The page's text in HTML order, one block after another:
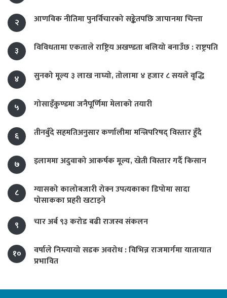
२ आणविक नीतिमा पुनर्विचारको सङ्केतपछि जापानमा चिन्ता
३ विविधतामा एकताले राष्ट्रिय अखण्डता बलियो बनाउँछ : राष्ट्रपति
४ सुनको मूल्य ३ लाख नाघ्यो, तोलामा ४ हजार ८ सयले वृद्धि
५ गोसाइँकुण्डमा जनैपूर्णिमा मेलाको तयारी
६ तीनबुँदे सहमतिअनुसार कर्णालीमा मन्त्रिपरिषद् विस्तार हुँदै
७ इलाममा अदुवाको आकर्षक मूल्य, खेती विस्तार गर्दै किसान
८
ग्यासको कालोबजारी रोक्न उपत्यकाका डिपोमा सादा
पोसाकका प्रहरी खटाइने
९
चार अर्ब ९३ करोड बढी राजस्व संकलन
१०
वर्षाले निम्त्यायो सडक अवरोध : विभिन्न राजमार्गमा यातायात
प्रभावित